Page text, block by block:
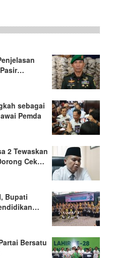
sebagai
Pemda
2 Tewaskan
Cek…
Bupati
Bersatu